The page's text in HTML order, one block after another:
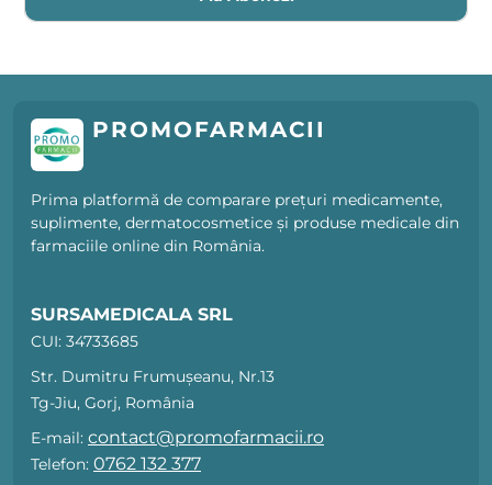
PROMOFARMACII
Prima platformă de comparare prețuri medicamente,
suplimente, dermatocosmetice și produse medicale din
farmaciile online din România.
SURSAMEDICALA SRL
CUI: 34733685
Str. Dumitru Frumușeanu, Nr.13
Tg-Jiu, Gorj, România
E-mail: contact@promofarmacii.ro
Telefon: 0762 132 377